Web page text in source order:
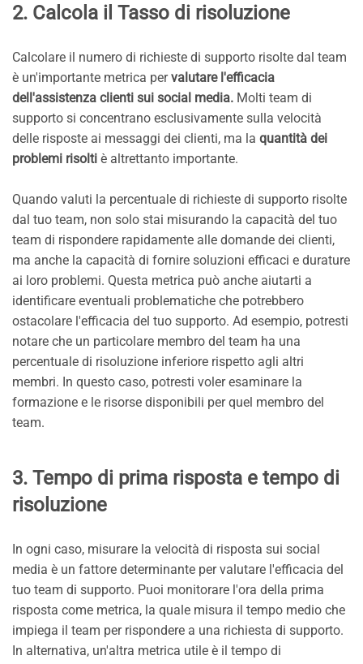
2. Calcola il Tasso di risoluzione
Calcolare il numero di richieste di supporto risolte dal team
è un'importante metrica pervalutare l'efficacia
dell'assistenza clienti sui social media. Molti team di
supporto si concentrano esclusivamente sulla velocità
delle risposte ai messaggi dei clienti, ma la quantità dei
problemi risolti è altrettanto importante.
Quando valuti la percentuale di richieste di supporto risolte
dal tuo team, non solo stai misurando la capacità del tuo
team di rispondere rapidamente alle domande dei clienti,
ma anche la capacità di fornire soluzioni efficaci e durature
ai loro problemi. Questa metrica può anche aiutarti a
identificare eventuali problematiche che potrebbero
ostacolare l'efficacia del tuo supporto. Ad esempio, potresti
notare che un particolare membro del team ha una
percentuale di risoluzione inferiore rispetto agli altri
membri. In questo caso, potresti voler esaminare la
formazione e le risorse disponibili per quel membro del
team.
3. Tempo di prima risposta e tempo di
risoluzione
In ogni caso, misurare la velocità di risposta sui social
media è un fattore determinante per valutare l'efficacia del
tuo team di supporto. Puoi monitorare l'ora della prima
risposta come metrica, la quale misura il tempo medio che
impiega il team per rispondere a una richiesta di supporto.
In alternativa, un'altra metrica utile è il tempo di